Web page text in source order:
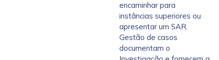
encaminhar para
instâncias superiores ou
apresentar um SAR.
Gestão de casos
documentam o